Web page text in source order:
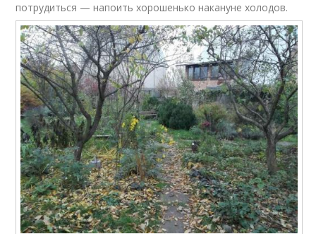
потрудиться — напоить хорошенько накануне холодов.